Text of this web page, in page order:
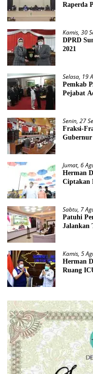
Raperda
Kamis, 30
DPRD
2021
Selasa, 19
Pemkab
Pejabat
Senin, 27
Fraksi-
Gubernur
Jumat, 6
Herman
Ciptakan
Sabtu, 7
Patuhi
Jalankan
Kamis, 5
Herman
Ruang